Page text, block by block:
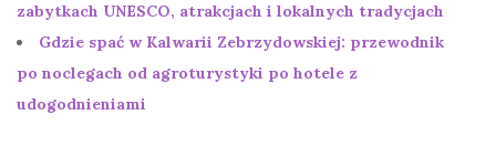
zabytkach UNESCO, atrakcjach i lokalnych tradycjach
Gdzie spać w Kalwarii Zebrzydowskiej: przewodnik
po noclegach od agroturystyki po hotele z
udogodnieniami